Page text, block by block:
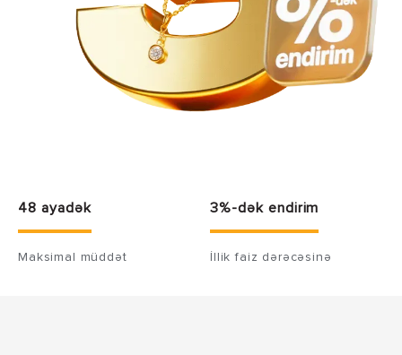
48 ayadək
Maksimal müddət
3%-dək endirim
İllik faiz dərəcəsinə